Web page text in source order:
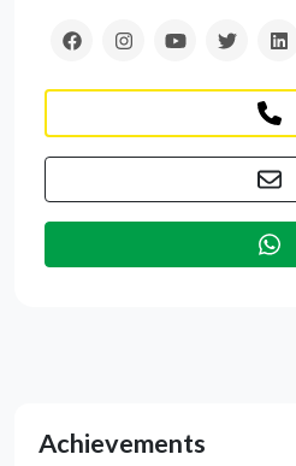
Achievements